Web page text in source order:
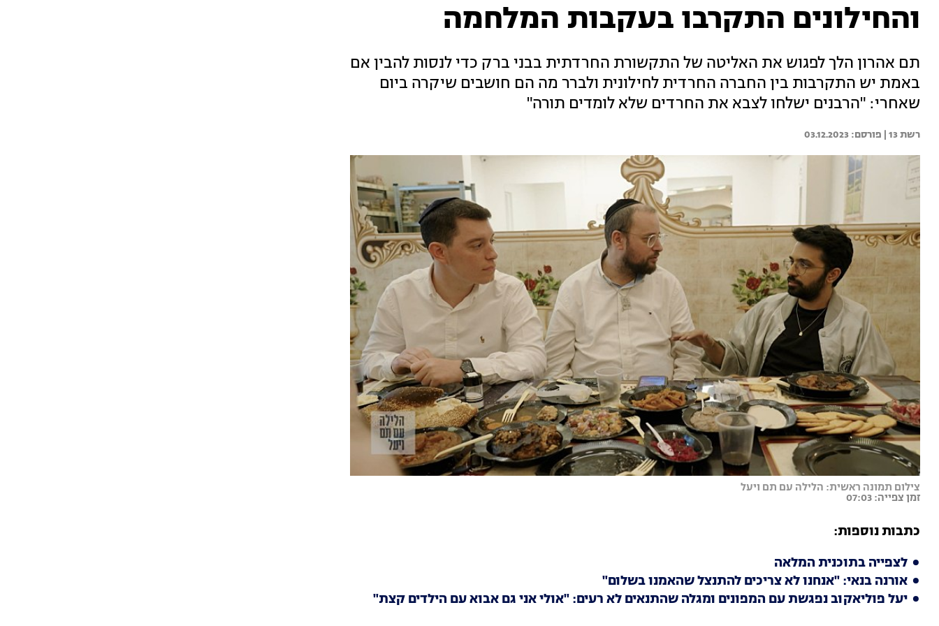
והחילונים התקרבו בעקבות המלחמה
תם אהרון הלך לפגוש את האליטה של התקשורת החרדתית בבני ברק כדי לנסות להבין אם
באמת יש התקרבות בין החברה החרדית לחילונית ולברר מה הם חושבים שיקרה ביום
שאחרי: "הרבנים ישלחו לצבא את החרדים שלא לומדים תורה"
רשת 13 | 03.12.2023
צילום תמונה ראשית: הלילה עם תם ויעל
זמן צפייה: 07:03
כתבות נוספות:
לצפייה בתוכנית המלאה
אורנה בנאי: "אנחנו לא צריכים להתנצל שהאמנו בשלום"
יעל פוליאקוב נפגשת עם המפונים ומגלה שהתנאים לא רעים: "אולי אני גם אבוא עם הילדים קצת"